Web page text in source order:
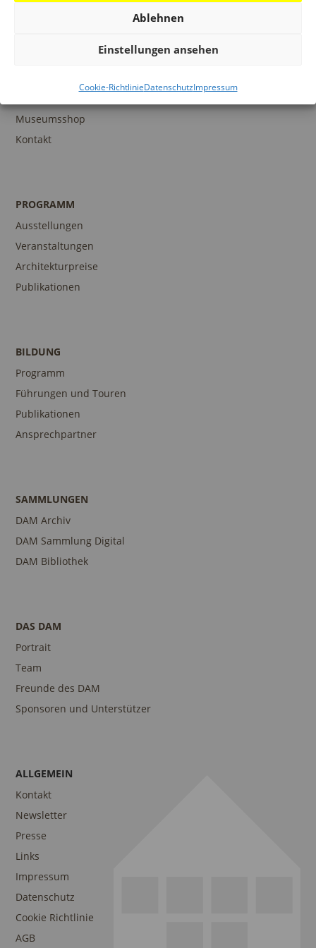
Ablehnen
Einstellungen ansehen
Cookie-RichtlinieDatenschutzImpressum
Museumsshop
Kontakt
PROGRAMM
Ausstellungen
Veranstaltungen
Architekturpreise
Publikationen
BILDUNG
Programm
Führungen und Touren
Publikationen
Ansprechpartner
SAMMLUNGEN
DAM Archiv
DAM Sammlung Digital
DAM Bibliothek
DAS DAM
Portrait
Team
Freunde des DAM
Sponsoren und Unterstützer
ALLGEMEIN
Kontakt
Newsletter
Presse
Links
Impressum
Datenschutz
Cookie Richtlinie
AGB